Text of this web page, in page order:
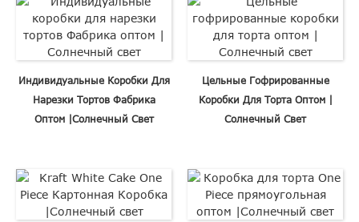
Индивидуальные Коробки Для
Нарезки Тортов Фабрика
Оптом |Солнечный Свет
Цельные Гофрированные
Коробки Для Торта Оптом |
Солнечный Свет